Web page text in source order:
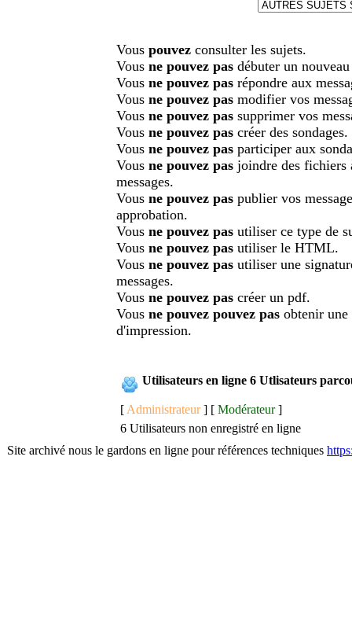
Vous pouvez consulter les sujets.
Vous ne pouvez pas débuter un
Vous ne pouvez pas répondre aux
Vous ne pouvez pas modifier vos
Vous ne pouvez pas supprimer vos
Vous ne pouvez pas créer des sondages.
Vous ne pouvez pas participer aux
Vous ne pouvez pas joindre des fichiers
messages.
Vous ne pouvez pas publier vos
approbation.
Vous ne pouvez pas utiliser ce type de
Vous ne pouvez pas utiliser le HTML.
Vous ne pouvez pas utiliser une
messages.
Vous ne pouvez pas créer un pdf.
Vous ne pouvez pouvez pas obtenir une
d'impression.
Utilisateurs en ligne 6 Utlisateurs
[ Administrateur] [ Modérateur]
6 Utilisateurs non enregistré en ligne
Site archivé nous le gardons en ligne pour références techniques